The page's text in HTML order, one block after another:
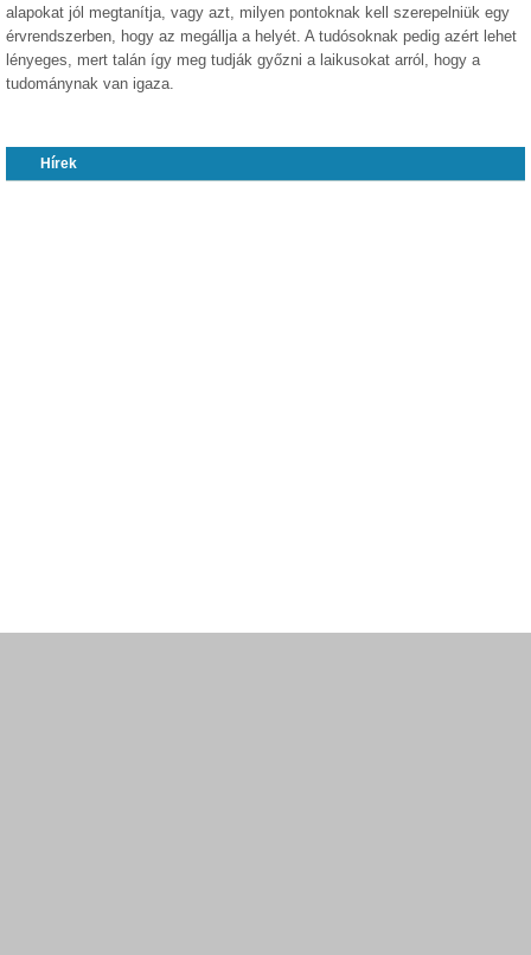
alapokat jól megtanítja, vagy azt, milyen pontoknak kell szerepelniük egy
érvrendszerben, hogy az megállja a helyét. A tudósoknak pedig azért lehet
lényeges, mert talán így meg tudják győzni a laikusokat arról, hogy a
tudománynak van igaza.
Hírek